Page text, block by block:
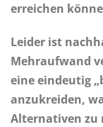
erreichen
Leider ist
Mehraufwand
eine eindeutig
anzukreiden,
Alternativen zu